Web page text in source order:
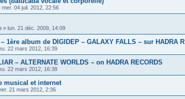
mer. 04 juil. 2012, 22:56
» lun. 21 déc. 2009, 14:09
– 1ère album de DIGIDEP – GALAXY FALLS – sur HADRA R
22 mars 2012, 16:39
– ALTERNATE WORLDS – on HADRA RECORDS
22 mars 2012, 16:38
musical et internet
21 mars 2012, 2:36